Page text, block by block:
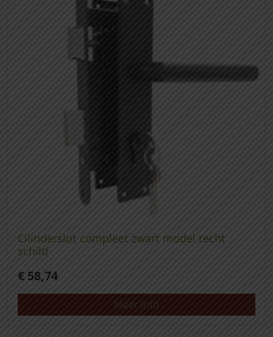
Cilinderslot compleet zwart model recht
schild
€ 58,74
Meer info